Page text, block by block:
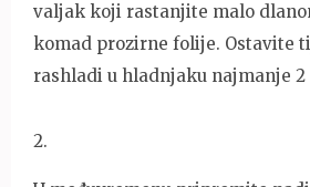
valjak koji rastanjite malo
komad prozirne folije. Ostavite
rashladi u hladnjaku najmanje 2
2.